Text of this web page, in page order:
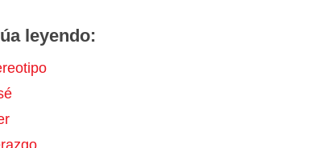
leyendo: